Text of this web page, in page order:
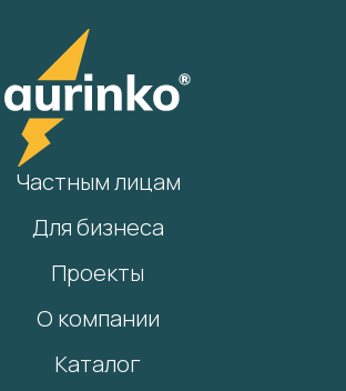
Частным лицам
Для бизнеса
Проекты
О компании
Каталог